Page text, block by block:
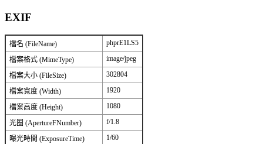
EXIF
檔名 (FileName) phprE1LS5
檔案格式 (MimeType) image/jpeg
檔案大小 (FileSize) 302804
檔案寬度 (Width) 1920
檔案高度 (Height) 1080
光圈 (ApertureFNumber) f/1.8
曝光時間 (ExposureTime) 1/60